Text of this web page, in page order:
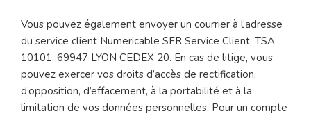
Vous pouvez également envoyer un courrier à l’adresse
du service client Numericable SFR Service Client, TSA
10101, 69947 LYON CEDEX 20. En cas de litige, vous
pouvez exercer vos droits d’accès de rectification,
d’opposition, d’effacement, à la portabilité et à la
limitation de vos données personnelles. Pour un compte